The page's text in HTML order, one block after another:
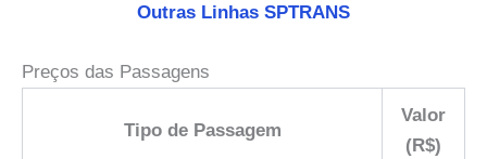
Outras Linhas SPTRANS
Preços das Passagens
Tipo de Passagem
Valor
(R$)